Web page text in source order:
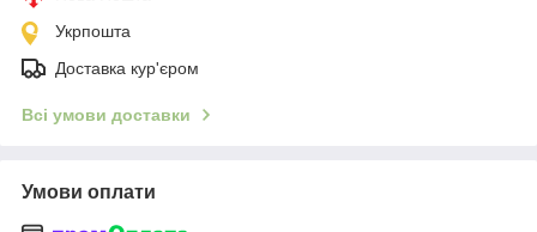
Укрпошта
Доставка кур'єром
Всі умови доставки
Умови оплати